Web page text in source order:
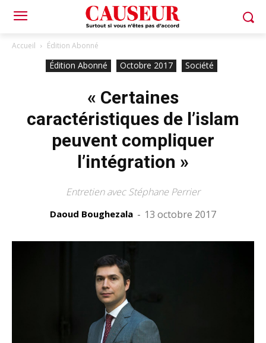
Accueil Édition Abonné
Édition Abonné Octobre 2017 Société
« Certaines
caractéristiques de l’islam
peuvent compliquer
l’intégration »
Entretien avec Stéphane Perrier
Daoud Boughezala - 13 octobre 2017